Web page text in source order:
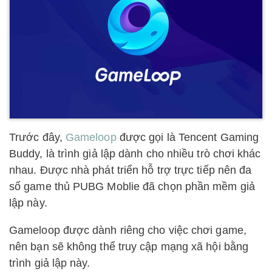
Trước đây, Gameloopđược gọi là Tencent Gaming
Buddy, là trình giả lập dành cho nhiều trò chơi khác
nhau. Được nhà phát triển hỗ trợ trực tiếp nên đa
số game thủ PUBG Moblie đã chọn phần mềm giả
lập này.
Gameloop được dành riêng cho việc chơi game,
nên bạn sẽ không thể truy cập mạng xã hội bằng
trình giả lập này.